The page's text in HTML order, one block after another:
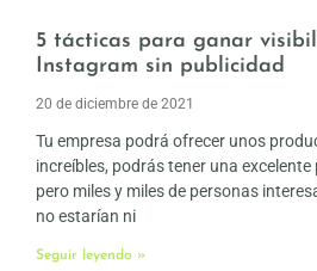
5 tácticas para ganar
Instagram sin publicidad
20 de diciembre de 2021
Tu empresa podrá ofrecer unos
increíbles, podrás tener una
pero miles y miles de personas
no estarían ni
Seguir leyendo »